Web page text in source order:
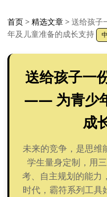
首页>精选文章>送给孩
年及儿童准备的成长支持
送给孩子一
—— 为青少
成
未来的竞争，是思维
学生量身定制，用
考、自主规划的能力
时代，霸符系列工具